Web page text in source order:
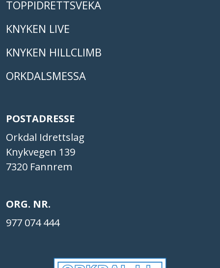
TOPPIDRETTSVEKA
KNYKEN LIVE
KNYKEN HILLCLIMB
ORKDALSMESSA
POSTADRESSE
Orkdal Idrettslag
Knykvegen 139
7320 Fannrem
ORG. NR.
977 074 444